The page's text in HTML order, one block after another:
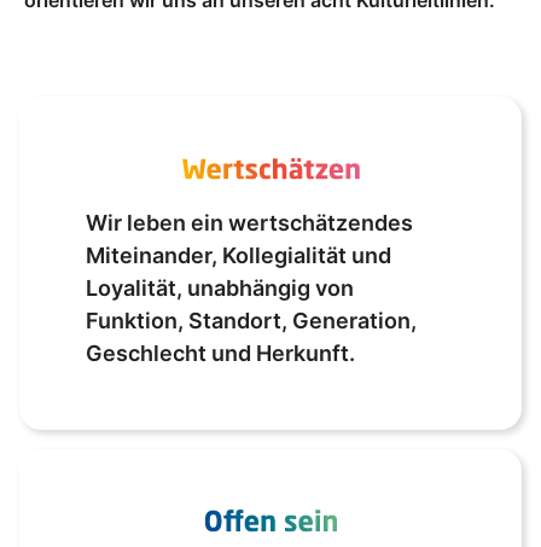
Wir leben ein wertschätzendes
Miteinander, Kollegialität und
Loyalität, unabhängig von
Funktion, Standort, Generation,
Geschlecht und Herkunft.